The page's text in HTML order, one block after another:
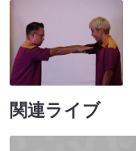
関連ライブ